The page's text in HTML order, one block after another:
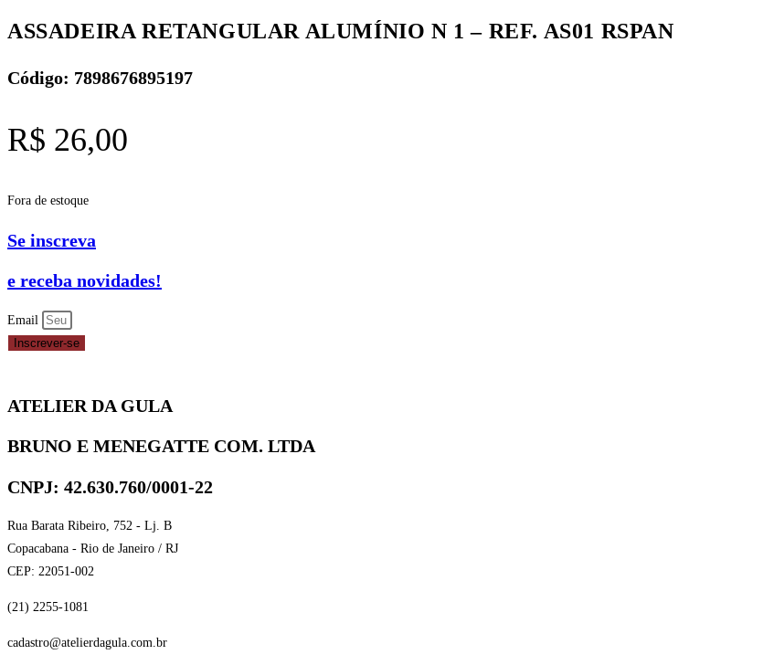
ASSADEIRA RETANGULAR ALUMÍNIO N 1 – REF. AS01 RSPAN
Código: 7898676895197
R$ 26,00
Fora de estoque
Se inscreva
e receba novidades!
Email
Inscrever-se
ATELIER DA GULA
BRUNO E MENEGATTE COM. LTDA
CNPJ: 42.630.760/0001-22
Rua Barata Ribeiro, 752 - Lj. B
Copacabana - Rio de Janeiro / RJ
CEP: 22051-002
(21) 2255-1081
cadastro@atelierdagula.com.br